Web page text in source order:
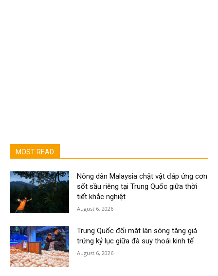
MOST READ
Nông dân Malaysia chật vật đáp ứng cơn
sốt sầu riêng tại Trung Quốc giữa thời
tiết khắc nghiệt
August 6, 2026
Trung Quốc đối mặt làn sóng tăng giá
trứng kỷ lục giữa đà suy thoái kinh tế
August 6, 2026